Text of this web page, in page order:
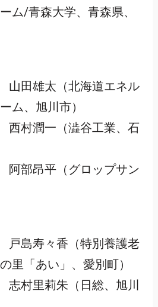
ム/青森大学、青森県、
田雄太（北海道エネル
ム、旭川市）
村潤一（澁谷工業、石
部昂平（グロップサン
島寿々香（特別養護老
里「あい」、愛別町）
村里莉朱（日総、旭川